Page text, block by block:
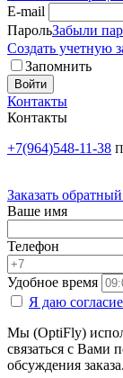
E-mail
ПарольЗабыли
Создать учетную
Запомнить
Войти
Контакты
Контакты
+7(964)548-11-38
Заказать
Ваше имя
Телефон
Удобное время
Я даю
Мы (OptiFly)
связаться с Вами
обсуждения